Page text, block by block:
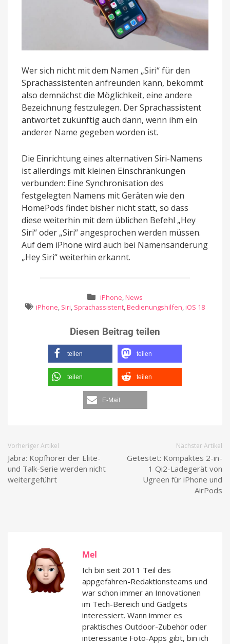
Wer sich nicht mit dem Namen „Siri“ für den
Sprachassistenten anfreunden kann, bekommt
also demnächst die Möglichkeit, eine andere
Bezeichnung festzulegen. Der Sprachassistent
antwortet zukünftig auch dann, wenn ihm ein
anderer Name gegeben worden ist.
Die Einrichtung eines alternativen Siri-Namens
ist allerdings mit kleinen Einschränkungen
verbunden: Eine Synchronisation des
festgelegten Namens mit Geräten wie den
HomePods findet bisher nicht statt, so dass
diese weiterhin mit dem üblichen Befehl „Hey
Siri“ oder „Siri“ angesprochen werden müssen.
Auf dem iPhone wird auch bei Namensänderung
„Hey Siri“ weiterhin erkannt.
iPhone, News
iPhone, Siri, Sprachassistent, Bedienungshilfen, iOS 18
Diesen Beitrag teilen
teilen teilen
teilen teilen
E-Mail
Vorheriger Artikel
Jabra: Kopfhörer der Elite-
und Talk-Serie werden nicht
weitergeführt
Nächster Artikel
Getestet: Kompaktes 2-in-
1 Qi2-Ladegerät von
Ugreen für iPhone und
AirPods
Mel
Ich bin seit 2011 Teil des
appgefahren-Redaktionsteams und
war schon immer an Innovationen
im Tech-Bereich und Gadgets
interessiert. Wann immer es
praktisches Outdoor-Zubehör oder
interessante Foto-Apps gibt, bin ich